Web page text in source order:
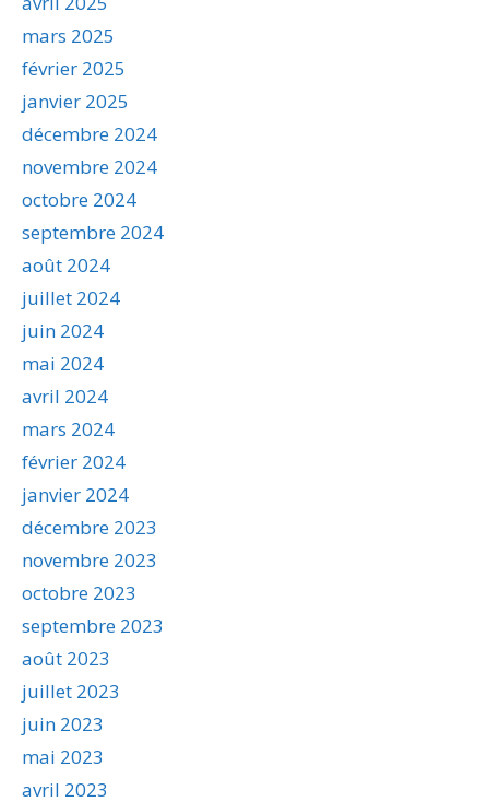
mars 2025
février 2025
janvier 2025
décembre 2024
novembre 2024
octobre 2024
septembre 2024
août 2024
juillet 2024
juin 2024
mai 2024
avril 2024
mars 2024
février 2024
janvier 2024
décembre 2023
novembre 2023
octobre 2023
septembre 2023
août 2023
juillet 2023
juin 2023
mai 2023
avril 2023